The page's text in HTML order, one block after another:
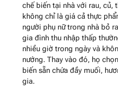
chế biến tại nhà với rau, củ,
không chỉ là giá cả thực
người phụ nữ trong nhà bỏ
gia đình thu nhập thấp
nhiều giờ trong ngày và
nướng. Thay vào đó, họ
biến sẵn chứa đầy muối,
gia.